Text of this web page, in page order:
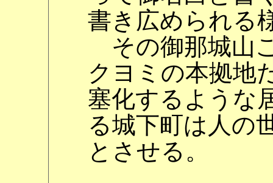
書き広められる
その御那城山
クヨミの本拠地
塞化するような
る城下町は人の
とさせる。